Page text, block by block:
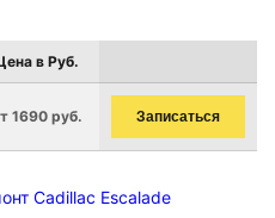
в Руб.
1690 руб. Записаться
Cadillac Escalade